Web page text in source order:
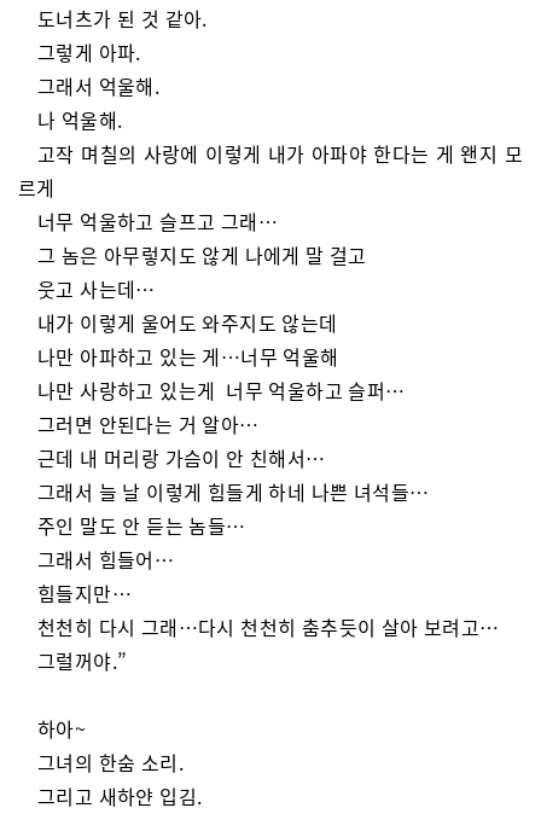
도너츠가 된 것 같아.
그렇게 아파.
그래서 억울해.
나 억울해.
고작 며칠의 사랑에 이렇게 내가 아파야 한다는 게 왠지 모
르게
너무 억울하고 슬프고 그래…
그 놈은 아무렇지도 않게 나에게 말 걸고
웃고 사는데…
내가 이렇게 울어도 와주지도 않는데
나만 아파하고 있는 게…너무 억울해
나만 사랑하고 있는게 너무 억울하고 슬퍼…
그러면 안된다는 거 알아…
근데 내 머리랑 가슴이 안 친해서…
그래서 늘 날 이렇게 힘들게 하네 나쁜 녀석들…
주인 말도 안 듣는 놈들…
그래서 힘들어…
힘들지만…
천천히 다시 그래…다시 천천히 춤추듯이 살아 보려고…
그럴꺼야.”
하아~
그녀의 한숨 소리.
그리고 새하얀 입김.